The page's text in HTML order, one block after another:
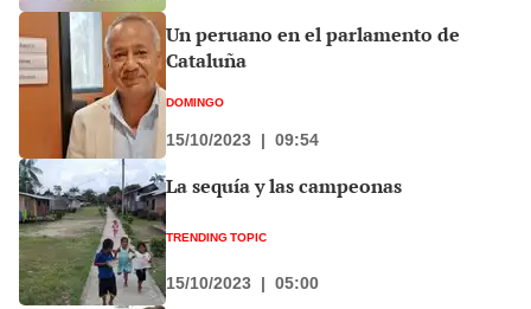
Un peruano en el parlamento de
Cataluña
DOMINGO
15/10/2023 | 09:54
La sequía y las campeonas
TRENDING TOPIC
15/10/2023 | 05:00